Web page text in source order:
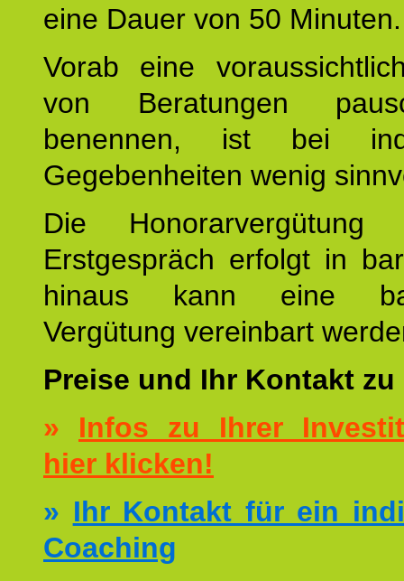
eine Dauer von 50 Minuten.
Vorab eine
von Beratungen
benennen, ist bei
Gegebenheiten wenig
Die
Erstgespräch erfolgt in
hinaus kann eine
Vergütung vereinbart
Preise und Ihr Kontakt
» Infos zu Ihrer
hier klicken!
» Ihr Kontakt für ein
Coaching